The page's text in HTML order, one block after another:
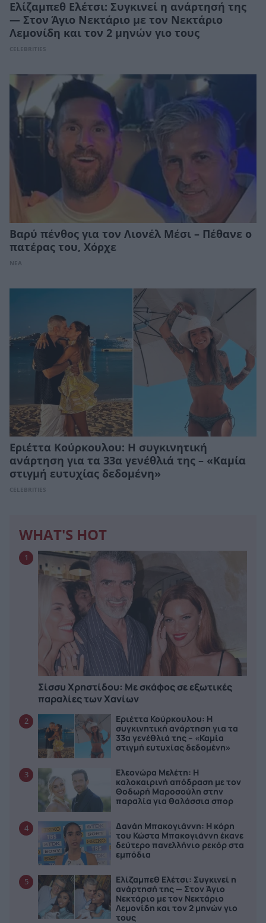
Ελίζαμπεθ Ελέτσι: Συγκινεί η ανάρτησή της
— Στον Άγιο Νεκτάριο με τον Νεκτάριο
Λεμονίδη και τον 2 μηνών γιο τους
CELEBRITIES
Βαρύ πένθος για τον Λιονέλ Μέσι – Πέθανε ο
πατέρας του, Χόρχε
ΝΕΑ
Εριέττα Κούρκουλου: Η συγκινητική
ανάρτηση για τα 33α γενέθλιά της – «Καμία
στιγμή ευτυχίας δεδομένη»
CELEBRITIES
WHAT'S HOT
1
Σίσσυ Χρηστίδου: Με σκάφος σε εξωτικές
παραλίες των Χανίων
2
Εριέττα Κούρκουλου: Η
συγκινητική ανάρτηση για τα
33α γενέθλιά της – «Καμία
στιγμή ευτυχίας δεδομένη»
3
Ελεονώρα Μελέτη: Η
καλοκαιρινή απόδραση με τον
Θοδωρή Μαροσούλη στην
παραλία για θαλάσσια σπορ
4
Δανάη Μπακογιάννη: Η κόρη
του Κώστα Μπακογιάννη έκανε
δεύτερο πανελλήνιο ρεκόρ στα
εμπόδια
5
Ελίζαμπεθ Ελέτσι: Συγκινεί η
ανάρτησή της — Στον Άγιο
Νεκτάριο με τον Νεκτάριο
Λεμονίδη και τον 2 μηνών γιο
τους